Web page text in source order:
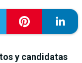
y candidatas